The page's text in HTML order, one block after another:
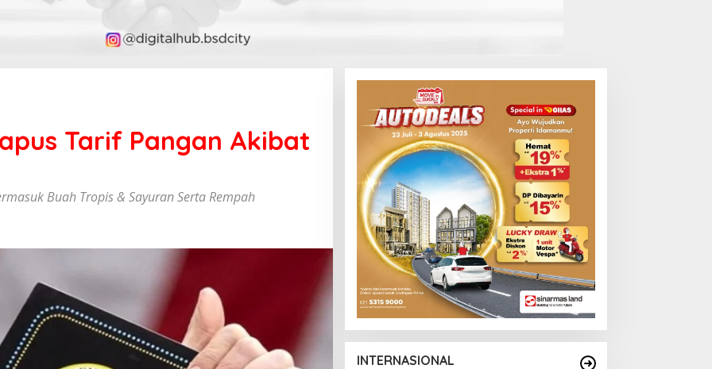
Tarif Pangan Akibat
Buah Tropis & Sayuran Serta Rempah
INTERNASIONAL